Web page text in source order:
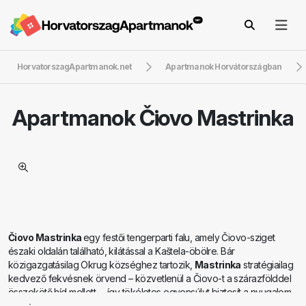
HorvatorszagApartmanok.net Apartmanok Horvátországban
ApartmanokČiovo Mastrinka
Čiovo Mastrinkaegy festői tengerparti falu, amely Čiovo-sziget
északi oldalán található, kilátással a Kaštela-öbölre. Bár
közigazgatásilag Okrug községhez tartozik, Mastrinka stratégiailag
kedvező fekvésnek örvend – közvetlenül a Čiovo-t a szárazfölddel
összekötő híd mellett –, így tökéletes egyensúlyt biztosít a nyugalom